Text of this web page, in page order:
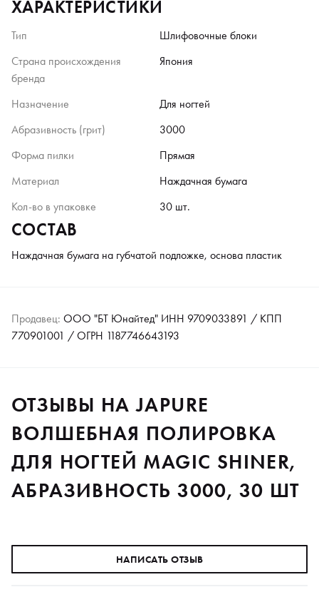
ХАРАКТЕРИСТИКИ
Тип
Шлифовочные блоки
Страна происхождения
бренда
Япония
Назначение
Для ногтей
Абразивность (грит)
3000
Форма пилки
Прямая
Материал
Наждачная бумага
Кол-во в упаковке
30 шт.
СОСТАВ
Наждачная бумага на губчатой подложке, основа пластик
Продавец: ООО "БТ Юнайтед" ИНН 9709033891 / КПП
770901001 / ОГРН 1187746643193
ОТЗЫВЫ НА JAPURE
ВОЛШЕБНАЯ ПОЛИРОВКА
ДЛЯ НОГТЕЙ MAGIC SHINER,
АБРАЗИВНОСТЬ 3000, 30 ШТ
НАПИСАТЬ ОТЗЫВ